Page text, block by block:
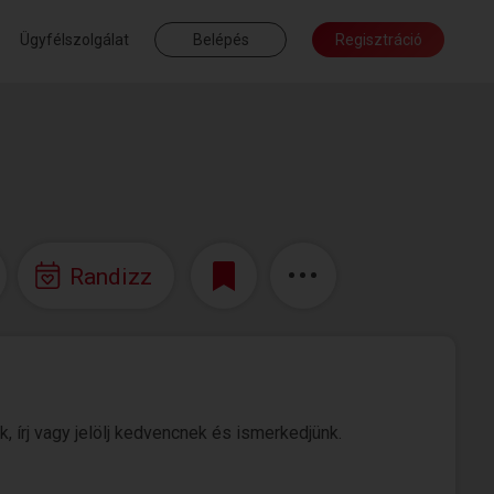
Ügyfélszolgálat Belépés Regisztráció
Randizz
írj vagy jelölj kedvencnek és ismerkedjünk.